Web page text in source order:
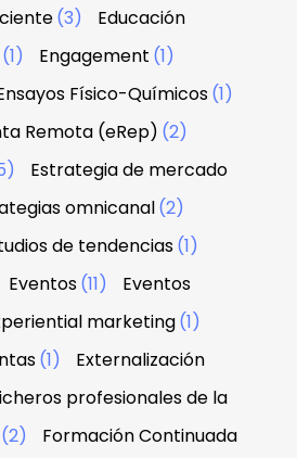
(3)
Educación
(1) Engagement (1)
Físico-Químicos(1)
Remota (eRep) (2)
Estrategia de mercado
omnicanal(2)
de tendencias(1)
Eventos(11)
Eventos
marketing(1)
(1)
Externalización
profesionales de la
(2)
Formación Continuada